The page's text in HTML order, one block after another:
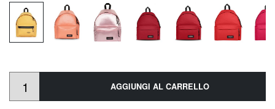
AGGIUNGI AL CARRELLO